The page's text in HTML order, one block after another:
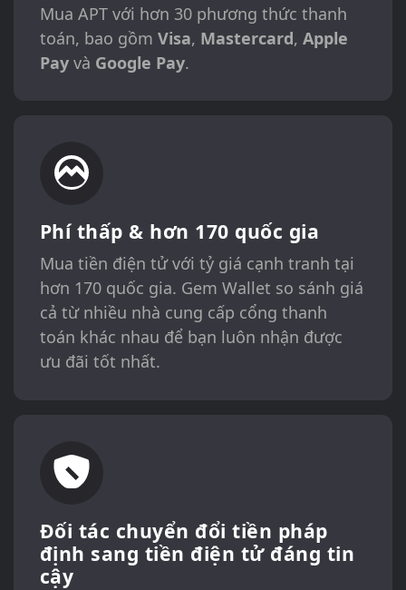
Mua APT với hơn 30 phương thức thanh
toán, bao gồm Visa, Mastercard, Apple
Payvà Google Pay.
Phí thấp & hơn 170 quốc gia
Mua tiền điện tử với tỷ giá cạnh tranh tại
hơn 170 quốc gia. Gem Wallet so sánh giá
cả từ nhiều nhà cung cấp cổng thanh
toán khác nhau để bạn luôn nhận được
ưu đãi tốt nhất.
Đối tác chuyển đổi tiền pháp
định sang tiền điện tử đáng tin
cậy